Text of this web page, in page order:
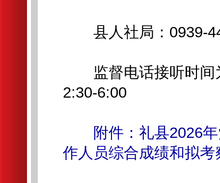
县人社局：0939-
监督电话接听时间
2:30-6:00
附件：礼县2026
作人员综合成绩和拟考